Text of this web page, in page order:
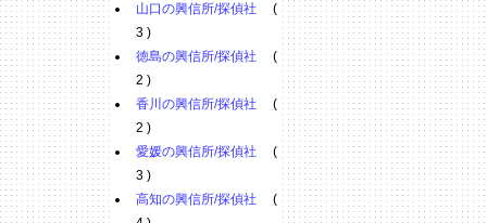
山口の興信所/探偵社 (
3 )
徳島の興信所/探偵社 (
2 )
香川の興信所/探偵社 (
2 )
愛媛の興信所/探偵社 (
3 )
高知の興信所/探偵社 (